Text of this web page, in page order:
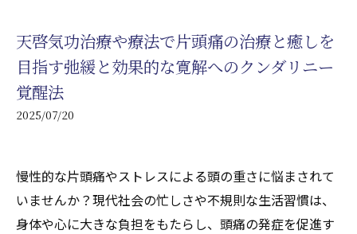
天啓気功治療や療法で片頭痛の治療と癒しを
目指す弛緩と効果的な寛解へのクンダリニー
覚醒法
2025/07/20
慢性的な片頭痛やストレスによる頭の重さに悩まされて
いませんか？現代社会の忙しさや不規則な生活習慣は、
身体や心に大きな負担をもたらし、頭痛の発症を促進す